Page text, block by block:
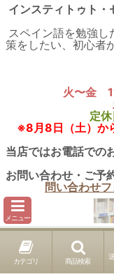
インスティトゥト・
スペイン語を勉強し
策をしたい、初心者
火〜金
定
※8月8日（土）か
当店ではお電話での
お問い合わせ・ご予
問い合わせ
メニュー
カテゴリ 商品検索